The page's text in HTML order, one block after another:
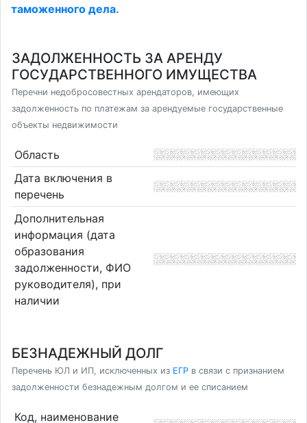
таможенного дела.
ЗАДОЛЖЕННОСТЬ ЗА АРЕНДУ
ГОСУДАРСТВЕННОГО ИМУЩЕСТВА
Перечни недобросовестных арендаторов, имеющих
задолженность по платежам за арендуемые государственные
объекты недвижимости
Область
Дата включения в
перечень
Дополнительная
информация (дата
образования
задолженности, ФИО
руководителя), при
наличии
БЕЗНАДЕЖНЫЙ ДОЛГ
Перечень ЮЛ и ИП, исключенных из ЕГР в связи с признанием
задолженности безнадежным долгом и ее списанием
Код, наименование